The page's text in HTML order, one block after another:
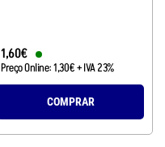
1,60€
Preço Online:1,30€+ IVA 23%
COMPRAR